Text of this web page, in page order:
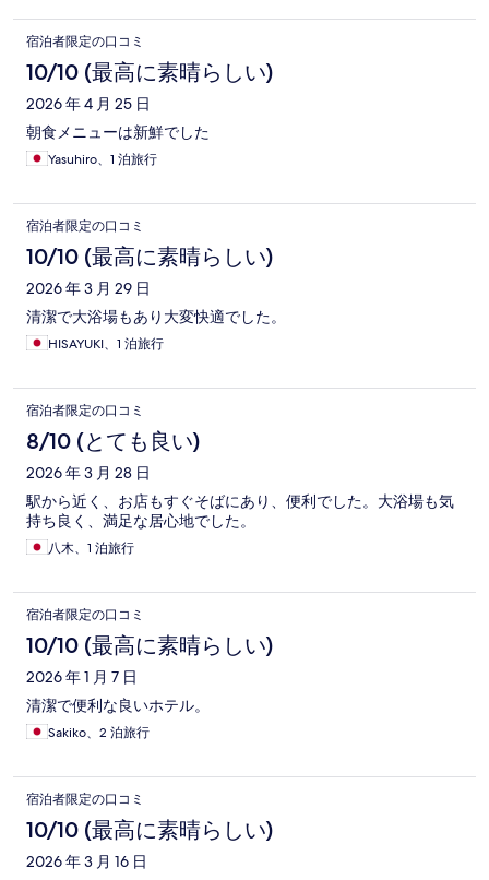
宿泊者限定の口コミ
10/10 (最高に素晴らしい)
2026 年 4 月 25 日
朝食メニューは新鮮でした
Yasuhiro、1 泊旅行
宿泊者限定の口コミ
10/10 (最高に素晴らしい)
2026 年 3 月 29 日
清潔で大浴場もあり大変快適でした。
HISAYUKI、1 泊旅行
宿泊者限定の口コミ
8/10 (とても良い)
2026 年 3 月 28 日
駅から近く、お店もすぐそばにあり、便利でした。大浴場も気
持ち良く、満足な居心地でした。
八木、1 泊旅行
宿泊者限定の口コミ
10/10 (最高に素晴らしい)
2026 年 1 月 7 日
清潔で便利な良いホテル。
Sakiko、2 泊旅行
宿泊者限定の口コミ
10/10 (最高に素晴らしい)
2026 年 3 月 16 日